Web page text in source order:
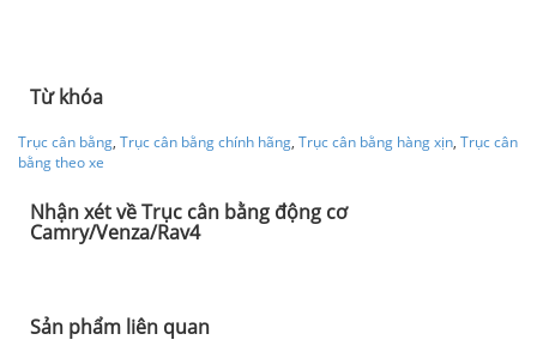
Từ khóa
Trục cân bằng, Trục cân bằng chính hãng, Trục cân bằng hàng xịn, Trục cân
bằng theo xe
Nhận xét về Trục cân bằng động cơ
Camry/Venza/Rav4
Sản phẩm liên quan